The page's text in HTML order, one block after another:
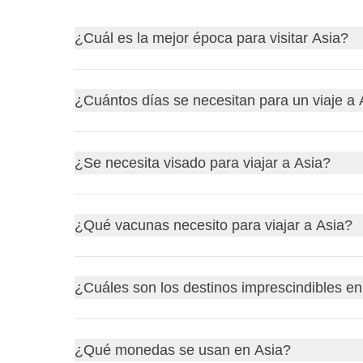
¿Cuál es la mejor época para visitar Asia?
Elotoño (octubre-noviembre) y la primavera
¿Cuántos días se necesitan para un viaje a
Con 10-15 días es suficiente para descubrir un
¿Se necesita visado para viajar a Asia?
Los requisitos varían mucho según el país:
¿Qué vacunas necesito para viajar a Asia?
No hay vacunas obligatorias específicas para la
En algunas zonas rurales del sudeste
¿Cuáles son los destinos imprescindibles
Entre los más populares están:
¿Qué monedas se usan en Asia?